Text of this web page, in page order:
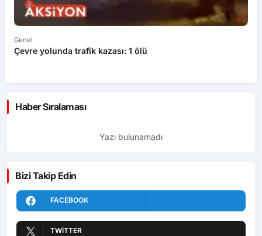
Genel
Çevre yolunda trafik kazası: 1 ölü
Haber Sıralaması
Yazı bulunamadı
Bizi Takip Edin
FACEBOOK
TWITTER